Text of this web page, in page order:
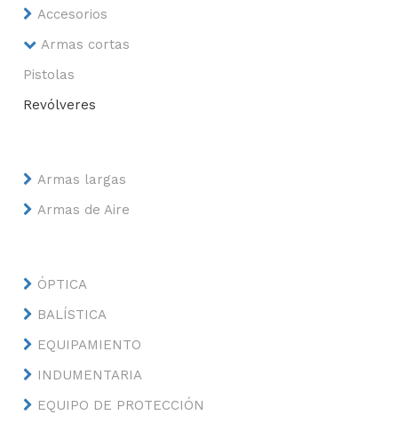
Accesorios
Armas cortas
Pistolas
Revólveres
Armas largas
Armas de Aire
ÓPTICA
BALÍSTICA
EQUIPAMIENTO
INDUMENTARIA
EQUIPO DE PROTECCIÓN